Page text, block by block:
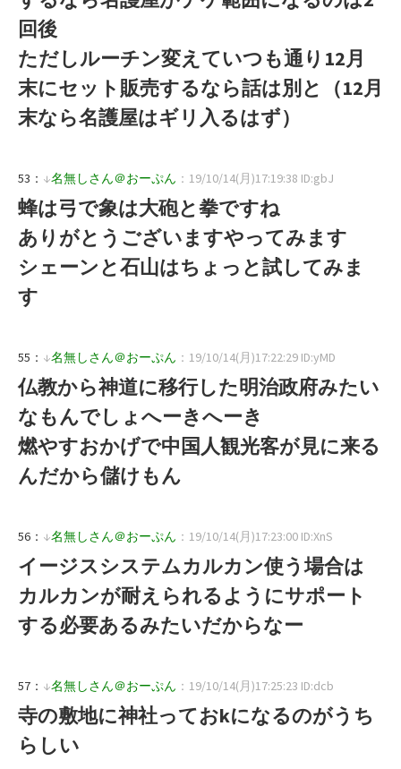
回後
ただしルーチン変えていつも通り12月
末にセット販売するなら話は別と（12月
末なら名護屋はギリ入るはず）
53： ↓名無しさん＠おーぷん ：19/10/14(月)17:19:38 ID:gbJ
蜂は弓で象は大砲と拳ですね
ありがとうございますやってみます
シェーンと石山はちょっと試してみま
す
55： ↓名無しさん＠おーぷん ：19/10/14(月)17:22:29 ID:yMD
仏教から神道に移行した明治政府みたい
なもんでしょへーきへーき
燃やすおかげで中国人観光客が見に来る
んだから儲けもん
56： ↓名無しさん＠おーぷん ：19/10/14(月)17:23:00 ID:XnS
イージスシステムカルカン使う場合は
カルカンが耐えられるようにサポート
する必要あるみたいだからなー
57： ↓名無しさん＠おーぷん ：19/10/14(月)17:25:23 ID:dcb
寺の敷地に神社っておkになるのがうち
らしい